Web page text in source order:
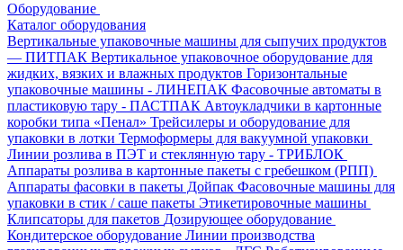
Оборудование
Каталог оборудования
Вертикальные упаковочные машины для сыпучих продуктов
— ПИТПАК Вертикальное упаковочное оборудование для
жидких, вязких и влажных продуктов Горизонтальные
упаковочные машины - ЛИНЕПАК Фасовочные автоматы в
пластиковую тару - ПАСТПАК Автоукладчики в картонные
коробки типа «Пенал» Трейсилеры и оборудование для
упаковки в лотки Термоформеры для вакуумной упаковки
Линии розлива в ПЭТ и стеклянную тару - ТРИБЛОК
Аппараты розлива в картонные пакеты с гребешком (РПП)
Аппараты фасовки в пакеты Дойпак Фасовочные машины для
упаковки в стик / саше пакеты Этикетировочные машины
Клипсаторы для пакетов Дозирующее оборудование
Кондитерское оборудование Линии производства